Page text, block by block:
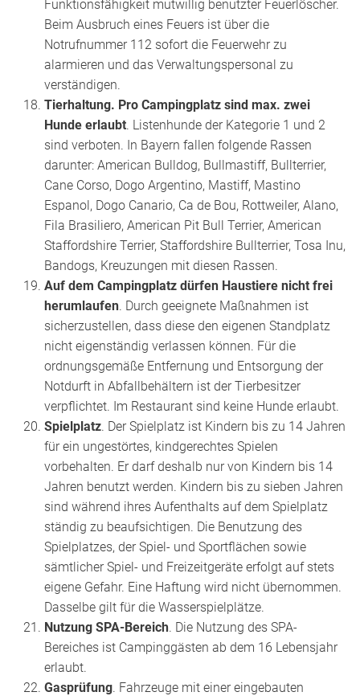
Funktionsfähigkeit mutwillig benutzter Feuerlöscher.
Beim Ausbruch eines Feuers ist über die
Notrufnummer 112 sofort die Feuerwehr zu
alarmieren und das Verwaltungspersonal zu
verständigen.
Tierhaltung. Pro Campingplatz sind max. zwei
Hunde erlaubt. Listenhunde der Kategorie 1 und 2
sind verboten. In Bayern fallen folgende Rassen
darunter: American Bulldog, Bullmastiff, Bullterrier,
Cane Corso, Dogo Argentino, Mastiff, Mastino
Espanol, Dogo Canario, Ca de Bou, Rottweiler, Alano,
Fila Brasiliero, American Pit Bull Terrier, American
Staffordshire Terrier, Staffordshire Bullterrier, Tosa Inu,
Bandogs, Kreuzungen mit diesen Rassen.
Auf dem Campingplatz dürfen Haustiere nicht frei
herumlaufen. Durch geeignete Maßnahmen ist
sicherzustellen, dass diese den eigenen Standplatz
nicht eigenständig verlassen können. Für die
ordnungsgemäße Entfernung und Entsorgung der
Notdurft in Abfallbehältern ist der Tierbesitzer
verpflichtet. Im Restaurant sind keine Hunde erlaubt.
Spielplatz. Der Spielplatz ist Kindern bis zu 14 Jahren
für ein ungestörtes, kindgerechtes Spielen
vorbehalten. Er darf deshalb nur von Kindern bis 14
Jahren benutzt werden. Kindern bis zu sieben Jahren
sind während ihres Aufenthalts auf dem Spielplatz
ständig zu beaufsichtigen. Die Benutzung des
Spielplatzes, der Spiel- und Sportflächen sowie
sämtlicher Spiel- und Freizeitgeräte erfolgt auf stets
eigene Gefahr. Eine Haftung wird nicht übernommen.
Dasselbe gilt für die Wasserspielplätze.
Nutzung SPA-Bereich. Die Nutzung des SPA-
Bereiches ist Campinggästen ab dem 16 Lebensjahr
erlaubt.
Gasprüfung. Fahrzeuge mit einer eingebauten